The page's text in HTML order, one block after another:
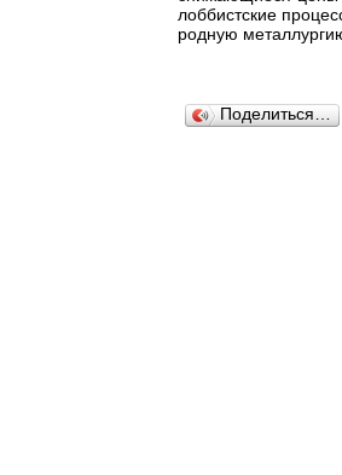
лоббистские
родную
Поделиться…